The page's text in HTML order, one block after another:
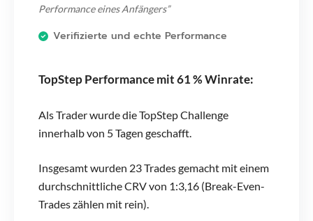
Performance eines Anfängers”
Verifizierte und echte Performance
TopStep Performance mit 61 % Winrate:
Als Trader wurde die TopStep Challenge
innerhalb von 5 Tagen geschafft.
Insgesamt wurden 23 Trades gemacht mit einem
durchschnittliche CRV von 1:3,16 (Break-Even-
Trades zählen mit rein).